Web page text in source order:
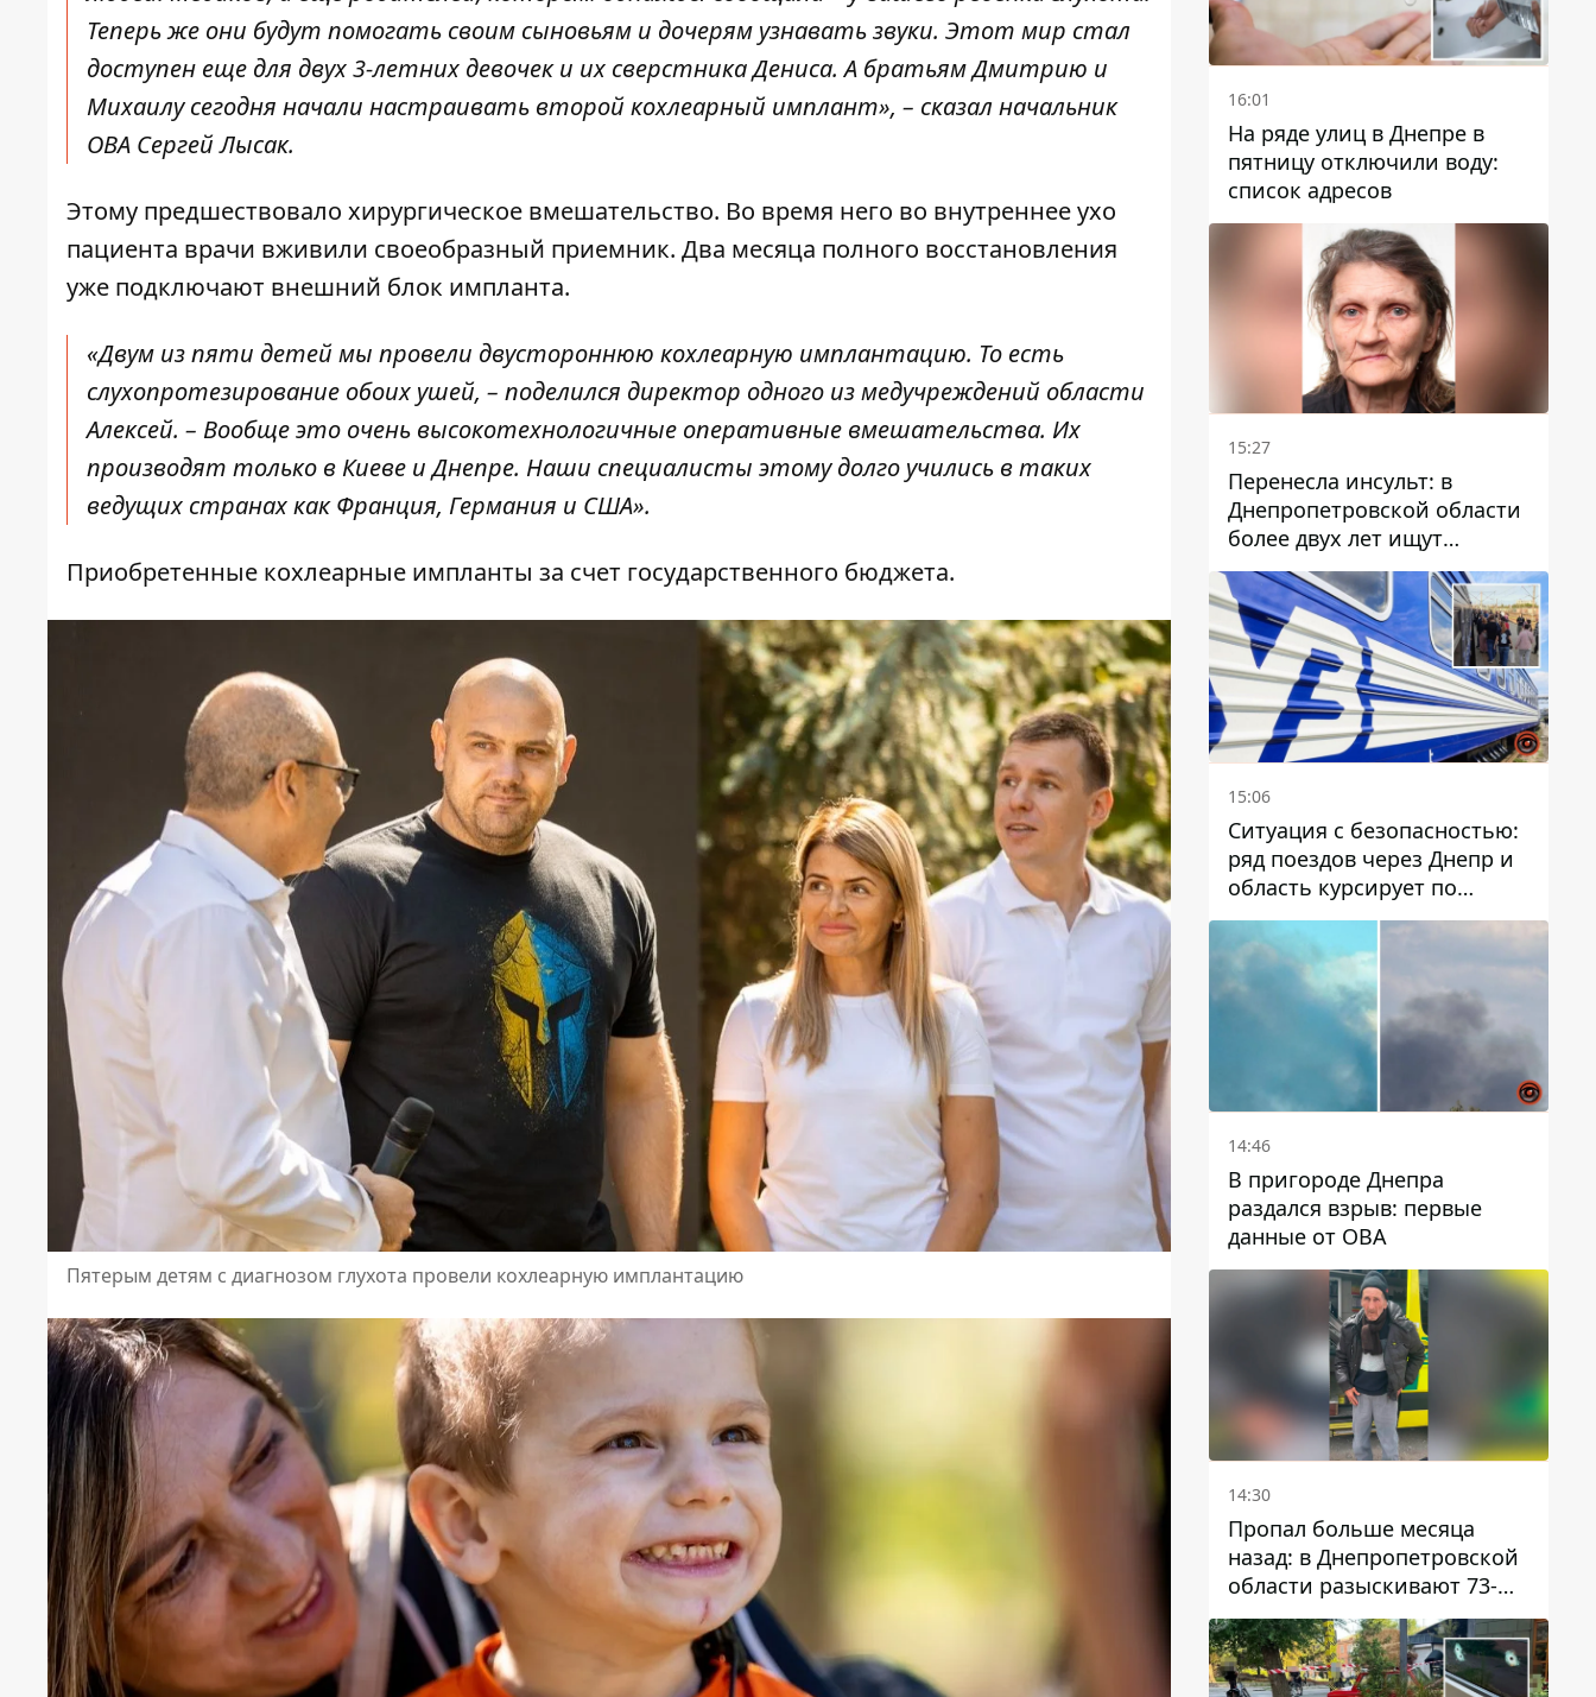
Теперь же они будут помогать своим сыновьям и дочерям узнавать звуки. Этот мир стал
доступен еще для двух 3-летних девочек и их сверстника Дениса. А братьям Дмитрию и
Михаилу сегодня начали настраивать второй кохлеарный имплант», – сказал начальник
ОВА Сергей Лысак.
Этому предшествовало хирургическое вмешательство. Во время него во внутреннее ухо
пациента врачи вживили своеобразный приемник. Два месяца полного восстановления
уже подключают внешний блок импланта.
«Двум из пяти детей мы провели двустороннюю кохлеарную имплантацию. То есть
слухопротезирование обоих ушей, – поделился директор одного из медучреждений области
Алексей. – Вообще это очень высокотехнологичные оперативные вмешательства. Их
производят только в Киеве и Днепре. Наши специалисты этому долго учились в таких
ведущих странах как Франция, Германия и США».
Приобретенные кохлеарные импланты за счет государственного бюджета.
Пятерым детям с диагнозом глухота провели кохлеарную имплантацию
16:01
На ряде улиц в Днепре в
пятницу отключили воду:
список адресов
15:27
Перенесла инсульт: в
Днепропетровской области
более двух лет ищут
пропавшую женщину
15:06
Ситуация с безопасностью:
ряд поездов через Днепр и
область курсирует по
измененному маршруту, а
часть пути заменили
автобусами и электричками
14:46
В пригороде Днепра
раздался взрыв: первые
данные от ОВА
14:30
Пропал больше месяца
назад: в Днепропетровской
области разыскивают 73-
летнего мужчину